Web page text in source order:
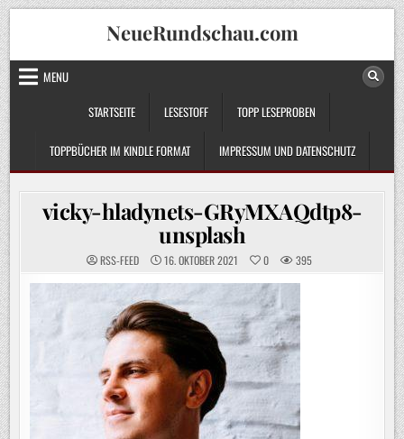
Skip
to
content
NeueRundschau.com
MENU
STARTSEITE
LESESTOFF TOPP LESEPROBEN
TOPPBÜCHER IM KINDLE FORMAT IMPRESSUM UND DATENSCHUTZ
vicky-hladynets-GRyMXAQdtp8-
unsplash
RSS-FEED 16. OKTOBER 2021 0 395